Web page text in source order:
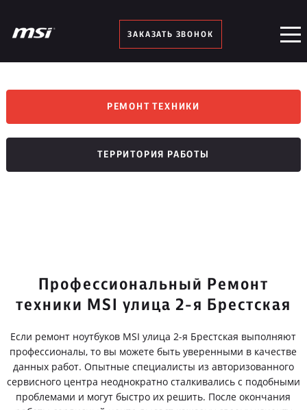
ЗАКАЗАТЬ ЗВОНОК
РЕМОНТ ТЕХНИКИ
ТЕРРИТОРИЯ РАБОТЫ
Профессиональный Ремонт
техники MSI улица 2-я Брестская
Если ремонт ноутбуков MSI улица 2-я Брестская выполняют
профессионалы, то вы можете быть уверенными в качестве
данных работ. Опытные специалисты из авторизованного
сервисного центра неоднократно сталкивались с подобными
проблемами и могут быстро их решить. После окончания